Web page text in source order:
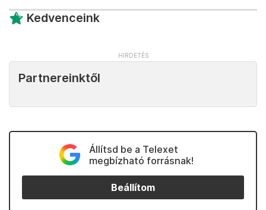
Kedvenceink
Partnereinktől
Állítsd be a Telexet
megbízható forrásnak!
Beállítom